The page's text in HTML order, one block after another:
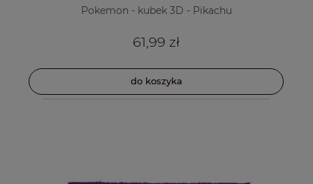
Pokemon - kubek 3D - Pikachu
61,99 zł
do koszyka